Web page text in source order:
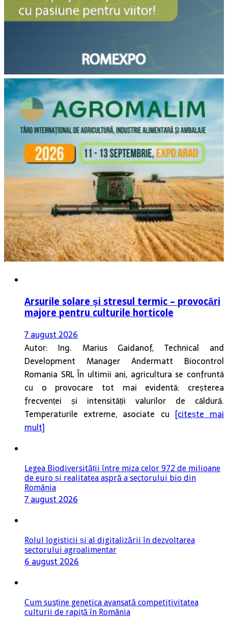
Arsurile solare și stresul termic – provocări
majore pentru culturile horticole
7 august 2026
Autor: Ing. Marius Gaidanof, Technical and
Development Manager Andermatt Biocontrol
Romania SRL În ultimii ani, agricultura se confruntă
cu o provocare tot mai evidentă: creșterea
frecvenței și intensității valurilor de căldură.
Temperaturile extreme, asociate cu [citește mai
mult]
Legea Biodiversității între miza celor 972 de milioane
de euro și realitatea aspră a sectorului bio din
România
7 august 2026
Rolul logisticii și al digitalizării în dezvoltarea
sectorului agroalimentar
6 august 2026
Cum susține genetica avansată competitivitatea
culturii de rapiță în România